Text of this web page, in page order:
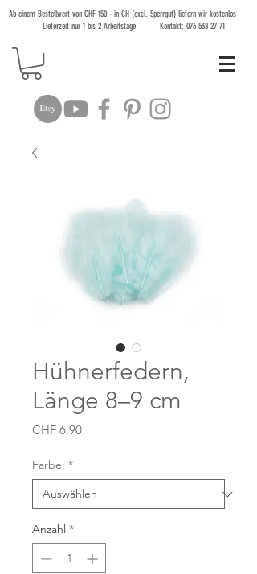
Ab einem Bestellwert von CHF 150.- in CH (excl. Sperrgut) liefern wir kostenlos
Lieferzeit nur 1 bis 2 Arbeitstage Kontakt: 076 538 27 71
Hühnerfedern,
Länge 8–9 cm
CHF 6.90Preis
Farbe: *
Anzahl *